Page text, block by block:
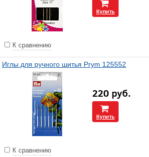
Купить
К сравнению
Иглы для ручного шитья Prym 125552
220 руб.
Купить
К сравнению